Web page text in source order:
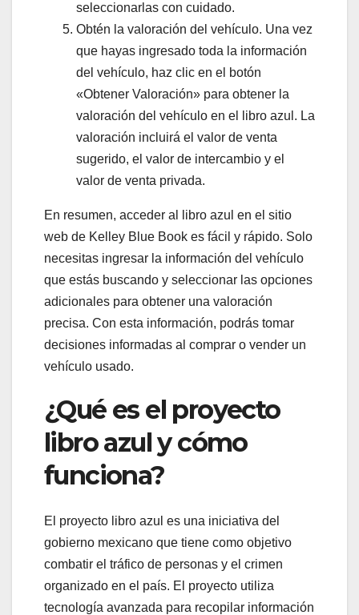
seleccionarlas con cuidado.
Obtén la valoración del vehículo. Una vez
que hayas ingresado toda la información
del vehículo, haz clic en el botón
«Obtener Valoración» para obtener la
valoración del vehículo en el libro azul. La
valoración incluirá el valor de venta
sugerido, el valor de intercambio y el
valor de venta privada.
En resumen, acceder al libro azul en el sitio
web de Kelley Blue Book es fácil y rápido. Solo
necesitas ingresar la información del vehículo
que estás buscando y seleccionar las opciones
adicionales para obtener una valoración
precisa. Con esta información, podrás tomar
decisiones informadas al comprar o vender un
vehículo usado.
¿Qué es el proyecto
libro azul y cómo
funciona?
El proyecto libro azul es una iniciativa del
gobierno mexicano que tiene como objetivo
combatir el tráfico de personas y el crimen
organizado en el país. El proyecto utiliza
tecnología avanzada para recopilar información